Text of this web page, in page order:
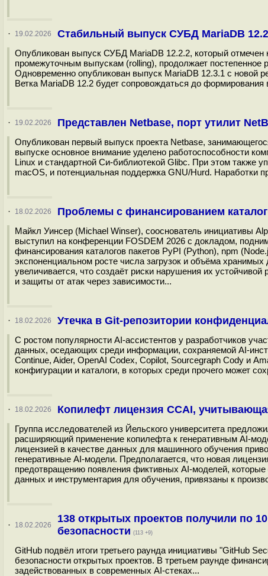
· 19.02.2026 Стабильный выпуск СУБД MariaDB 12.2
Опубликован выпуск СУБД MariaDB 12.2.2, который отмечен
промежуточным выпускам (rolling), продолжает постепенное
Одновременно опубликован выпуск MariaDB 12.3.1 с новой
Ветка MariaDB 12.2 будет сопровождаться до формирования
· 19.02.2026 Представлен Netbase, порт утилит
Опубликован первый выпуск проекта Netbase,
выпуске основное внимание уделено работоспособности
Linux и стандартной Си-библиотекой Glibc. При этом также
macOS, и потенциальная поддержка GNU/Hurd. Наработки
· 18.02.2026 Проблемы с финансированием
Майкл Уинсер (Michael Winser), сооснователь инициативы
выступил на конференции FOSDEM 2026 с докладом,
финансирования каталогов пакетов PyPI (Python), npm
экспоненциальном росте числа загрузок и объёма
увеличивается, что создаёт риски нарушения их
и защиты от атак через зависимости...
· 18.02.2026 Утечка в Git-репозитории
С ростом популярности AI-ассистентов у разработчиков
данных, оседающих среди информации, сохраняемой AI-
Continue, Aider, OpenAI Codex, Copilot, Sourcegraph Cody и
конфигурации и каталоги, в которых среди прочего может
· 18.02.2026 Копилефт лицензия CCAI,
Группа исследователей из Йельского университета
расширяющий применение копилефта к генеративным AI-
лицензией в качестве данных для машинного обучения
генеративные AI-модели. Предполагается, что новая
предотвращению появления фиктивных AI-моделей,
данных и инструментария для обучения, привязаны к
· 18.02.2026
138 открытых проектов получили по
безопасности (113 +9)
GitHub подвёл итоги третьего раунда инициативы "GitHub
безопасности открытых проектов. В третьем раунде
задействованных в современных AI-стеках...